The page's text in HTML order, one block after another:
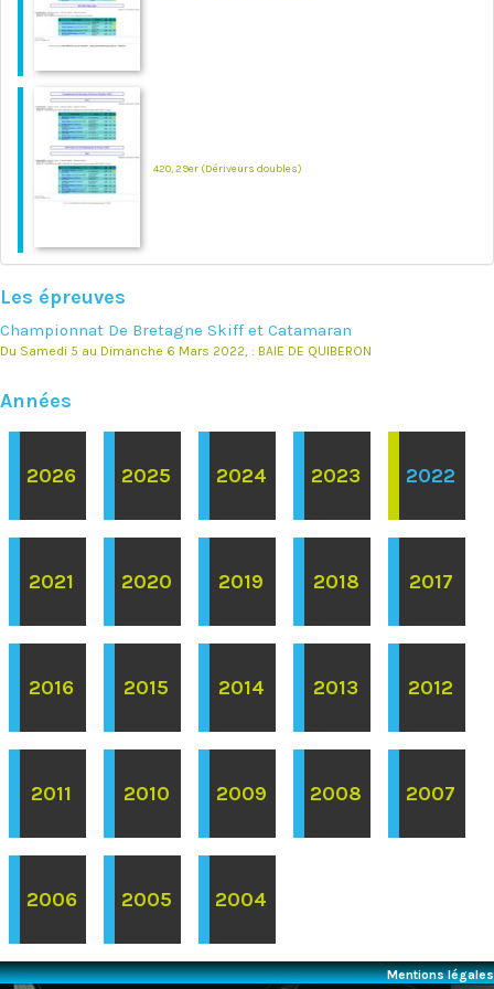
420, 29er (Dériveurs doubles)
Les épreuves
Championnat De Bretagne Skiff et Catamaran
Du Samedi 5 au Dimanche 6 Mars 2022, : BAIE DE QUIBERON
Années
2026 2025 2024 2023 2022
2021 2020 2019 2018 2017
2016 2015 2014 2013 2012
2011 2010 2009 2008 2007
2006 2005 2004
Mentions légales